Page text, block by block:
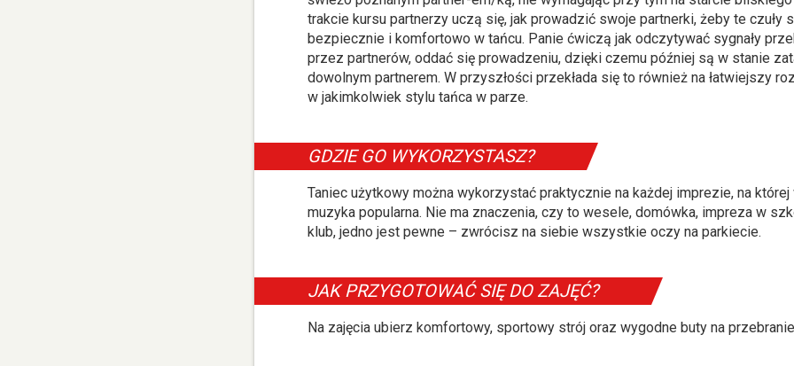
trakcie kursu partnerzy uczą się, jak prowadzić swoje partnerki, żeby te czuły
bezpiecznie i komfortowo w tańcu. Panie ćwiczą jak odczytywać sygnały
przez partnerów, oddać się prowadzeniu, dzięki czemu później są w stanie
dowolnym partnerem. W przyszłości przekłada się to również na łatwiejszy
w jakimkolwiek stylu tańca w parze.
GDZIE GO WYKORZYSTASZ?
Taniec użytkowy można wykorzystać praktycznie na każdej imprezie, na
muzyka popularna. Nie ma znaczenia, czy to wesele, domówka, impreza w
klub, jedno jest pewne – zwrócisz na siebie wszystkie oczy na parkiecie.
JAK PRZYGOTOWAĆ SIĘ DO ZAJĘĆ?
Na zajęcia ubierz komfortowy, sportowy strój oraz wygodne buty na